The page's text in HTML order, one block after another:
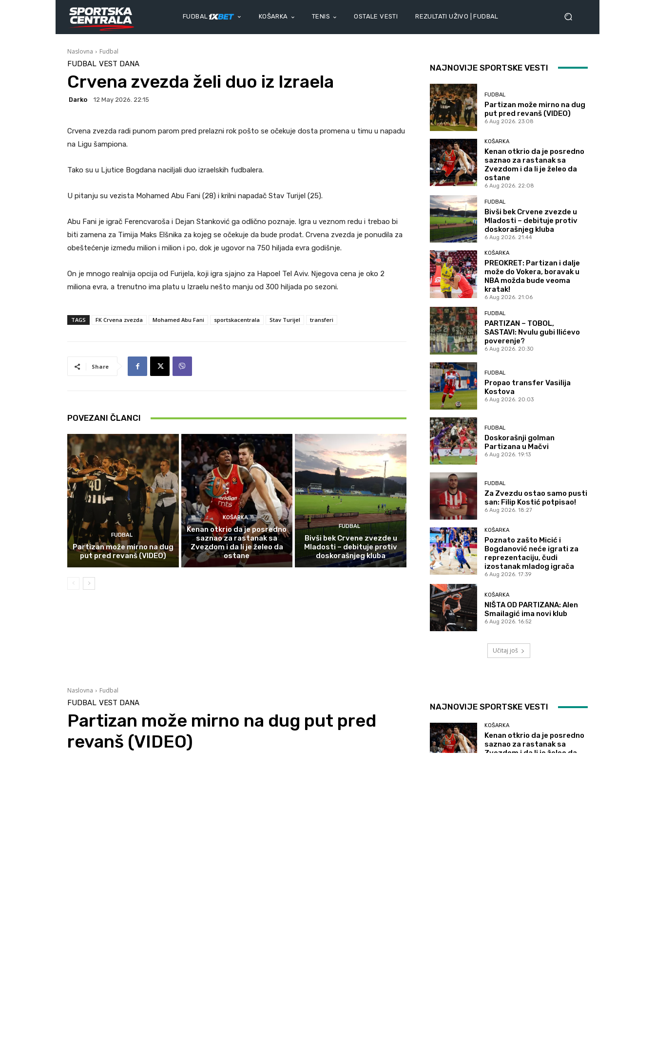
FUDBAL KOŠARKA TENIS OSTALE VESTI REZULTATI UŽIVO | FUDBAL
Naslovna Fudbal
FUDBAL VEST DANA
Crvena zvezda želi duo iz Izraela
Darko 12 May 2026. 22:15
Crvena zvezda radi punom parom pred prelazni rok pošto se očekuje dosta promena u timu u napadu
na Ligu šampiona.
Tako su u Ljutice Bogdana naciljali duo izraelskih fudbalera.
U pitanju su vezista Mohamed Abu Fani (28) i krilni napadač Stav Turijel (25).
Abu Fani je igrač Ferencvaroša i Dejan Stanković ga odlično poznaje. Igra u veznom redu i trebao bi
biti zamena za Timija Maks Elšnika za kojeg se očekuje da bude prodat. Crvena zvezda je ponudila za
obeštećenje između milion i milion i po, dok je ugovor na 750 hiljada evra godišnje.
On je mnogo realnija opcija od Furijela, koji igra sjajno za Hapoel Tel Aviv. Njegova cena je oko 2
miliona evra, a trenutno ima platu u Izraelu nešto manju od 300 hiljada po sezoni.
TAGS FK Crvena zvezda Mohamed Abu Fani sportskacentrala Stav Turijel transferi
Share
POVEZANI ČLANCI
FUDBAL
Partizan može mirno na dug
put pred revanš (VIDEO)
KOŠARKA
Kenan otkrio da je posredno
saznao za rastanak sa
Zvezdom i da li je želeo da
ostane
FUDBAL
Bivši bek Crvene zvezde u
Mladosti – debituje protiv
doskorašnjeg kluba
NAJNOVIJE SPORTSKE VESTI
FUDBAL
Partizan može mirno na dug
put pred revanš (VIDEO)
6 Aug 2026. 23:08
KOŠARKA
Kenan otkrio da je posredno
saznao za rastanak sa
Zvezdom i da li je želeo da
ostane
6 Aug 2026. 22:08
FUDBAL
Bivši bek Crvene zvezde u
Mladosti – debituje protiv
doskorašnjeg kluba
6 Aug 2026. 21:44
KOŠARKA
PREOKRET: Partizan i dalje
može do Vokera, boravak u
NBA možda bude veoma
kratak!
6 Aug 2026. 21:06
FUDBAL
PARTIZAN – TOBOL,
SASTAVI: Nvulu gubi Ilićevo
poverenje?
6 Aug 2026. 20:30
FUDBAL
Propao transfer Vasilija
Kostova
6 Aug 2026. 20:03
FUDBAL
Doskorašnji golman
Partizana u Mačvi
6 Aug 2026. 19:13
FUDBAL
Za Zvezdu ostao samo pusti
san: Filip Kostić potpisao!
6 Aug 2026. 18:27
KOŠARKA
Poznato zašto Micić i
Bogdanović neće igrati za
reprezentaciju, čudi
izostanak mladog igrača
6 Aug 2026. 17:39
KOŠARKA
NIŠTA OD PARTIZANA: Alen
Smailagić ima novi klub
6 Aug 2026. 16:52
Učitaj još